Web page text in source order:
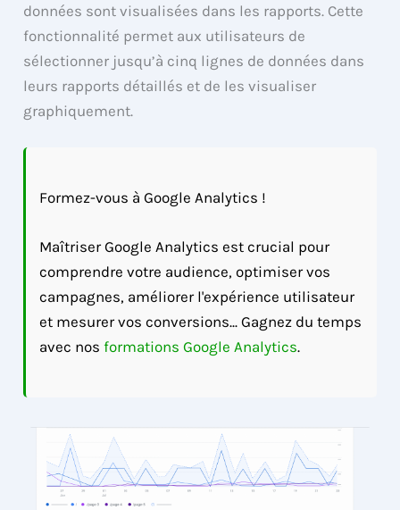
données sont visualisées dans les rapports. Cette
fonctionnalité permet aux utilisateurs de
sélectionner jusqu’à cinq lignes de données dans
leurs rapports détaillés et de les visualiser
graphiquement.
Formez-vous à Google Analytics !
Maîtriser Google Analytics est crucial pour
comprendre votre audience, optimiser vos
campagnes, améliorer l'expérience utilisateur
et mesurer vos conversions... Gagnez du temps
avec nosformations Google Analytics.